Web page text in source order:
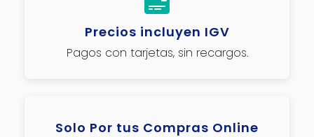
Precios incluyen IGV
Pagos con tarjetas, sin recargos.
Solo Por tus Compras Online